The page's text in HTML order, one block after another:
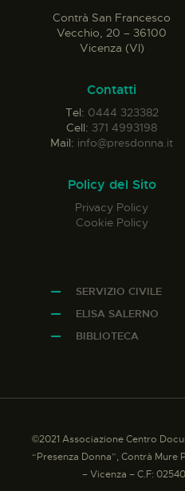
Contrà San Francesco
Vecchio, 20 – 36100
Vicenza (VI)
Contatti
Tel: 0444 323382
Cell: 371 4993198
Mail: info@presdonna.it
Policy del Sito
Privacy Policy
Cookie Policy
SERVIZIO CIVILE
ELISA SALERNO
BIBLIOTECA
©2021 Associazione Centro
“Presenza Donna”, Contrà Mure
– Vicenza – C.F: